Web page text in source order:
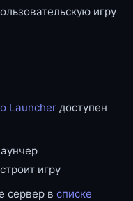
игру
Launcher доступен
игру
сервер в списке